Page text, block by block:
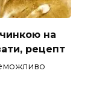
на
рецепт